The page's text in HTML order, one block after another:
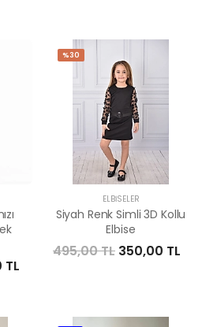
%30
ELBISELER
Siyah Renk Simli 3D Kollu
Elbise
495,00 TL 350,00 TL